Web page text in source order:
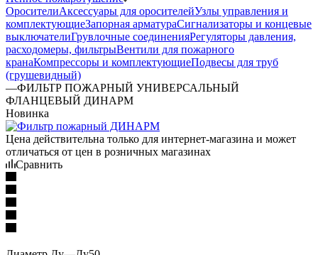
ОросителиАксессуары для оросителейУзлы управления и
комплектующиеЗапорная арматураСигнализаторы и концевые
выключателиГрувлочные соединенияРегуляторы давления,
расходомеры, фильтрыВентили для пожарного
кранаКомпрессоры и комплектующиеПодвесы для труб
(грушевидный)
—ФИЛЬТР ПОЖАРНЫЙ УНИВЕРСАЛЬНЫЙ
ФЛАНЦЕВЫЙ ДИНАРМ
Новинка
Цена действительна только для интернет-магазина и может
отличаться от цен в розничных магазинах
Сравнить